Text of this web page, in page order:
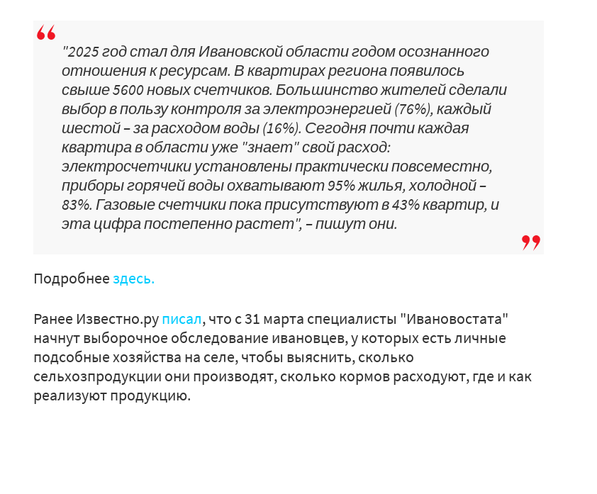
"2025 год стал для Ивановской области годом осознанного
отношения к ресурсам. В квартирах региона появилось
свыше 5600 новых счетчиков. Большинство жителей сделали
выбор в пользу контроля за электроэнергией (76%), каждый
шестой – за расходом воды (16%). Сегодня почти каждая
квартира в области уже "знает" свой расход:
электросчетчики установлены практически повсеместно,
приборы горячей воды охватывают 95% жилья, холодной –
83%. Газовые счетчики пока присутствуют в 43% квартир, и
эта цифра постепенно растет", – пишут они.
Подробнее здесь.
Ранее Известно.руписал, что с 31 марта специалисты "Ивановостата"
начнут выборочное обследование ивановцев, у которых есть личные
подсобные хозяйства на селе, чтобы выяснить, сколько
сельхозпродукции они производят, сколько кормов расходуют, где и как
реализуют продукцию.